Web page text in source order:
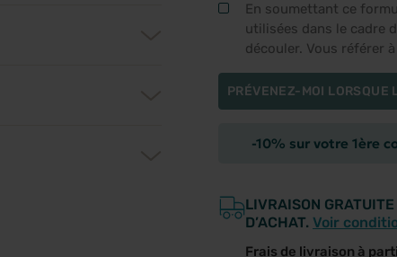
En soumettant ce
utilisées dans le cadre
découler. Vous référer à
PRÉVENEZ-MOI LORSQUE
-10% sur votre 1ère
LIVRAISON
D’ACHAT. Voir
Frais de livraison à